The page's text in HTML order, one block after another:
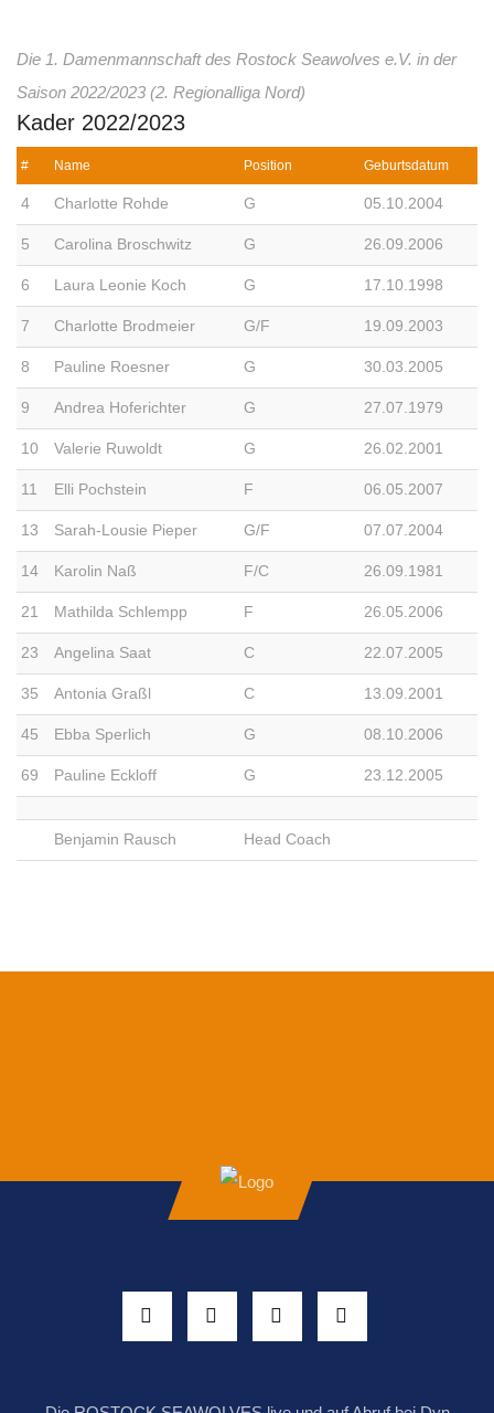
Die 1. Damenmannschaft des Rostock Seawolves e.V. in der
Saison 2022/2023 (2. Regionalliga Nord)
Kader 2022/2023
# Name Position Geburtsdatum
4 Charlotte Rohde G 05.10.2004
5 Carolina Broschwitz G 26.09.2006
6 Laura Leonie Koch G 17.10.1998
7 Charlotte Brodmeier G/F 19.09.2003
8 Pauline Roesner G 30.03.2005
9 Andrea Hoferichter G 27.07.1979
10 Valerie Ruwoldt G 26.02.2001
11 Elli Pochstein F 06.05.2007
13 Sarah-Lousie Pieper G/F 07.07.2004
14 Karolin Naß F/C 26.09.1981
21 Mathilda Schlempp F 26.05.2006
23 Angelina Saat C 22.07.2005
35 Antonia Graßl C 13.09.2001
45 Ebba Sperlich G 08.10.2006
69 Pauline Eckloff G 23.12.2005
Benjamin Rausch Head Coach